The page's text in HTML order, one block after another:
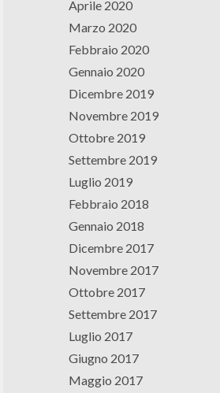
Aprile 2020
Marzo 2020
Febbraio 2020
Gennaio 2020
Dicembre 2019
Novembre 2019
Ottobre 2019
Settembre 2019
Luglio 2019
Febbraio 2018
Gennaio 2018
Dicembre 2017
Novembre 2017
Ottobre 2017
Settembre 2017
Luglio 2017
Giugno 2017
Maggio 2017